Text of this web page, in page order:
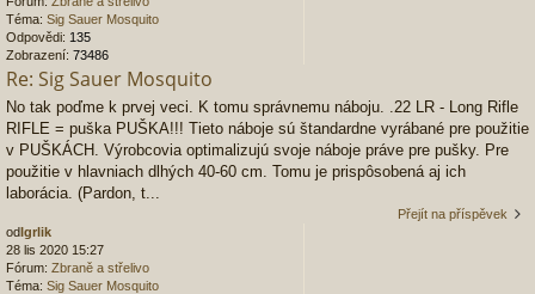
Téma: Sig Sauer Mosquito
Odpovědi: 135
Zobrazení: 73486
Re: Sig Sauer Mosquito
No tak poďme k prvej veci. K tomu správnemu náboju. .22 LR - Long Rifle
RIFLE = puška PUŠKA!!! Tieto náboje sú štandardne vyrábané pre použitie
v PUŠKÁCH. Výrobcovia optimalizujú svoje náboje práve pre pušky. Pre
použitie v hlavniach dlhých 40-60 cm. Tomu je prispôsobená aj ich
laborácia. (Pardon, t...
Přejít na příspěvek
odIgrlik
28 lis 2020 15:27
Fórum: Zbraně a střelivo
Téma: Sig Sauer Mosquito